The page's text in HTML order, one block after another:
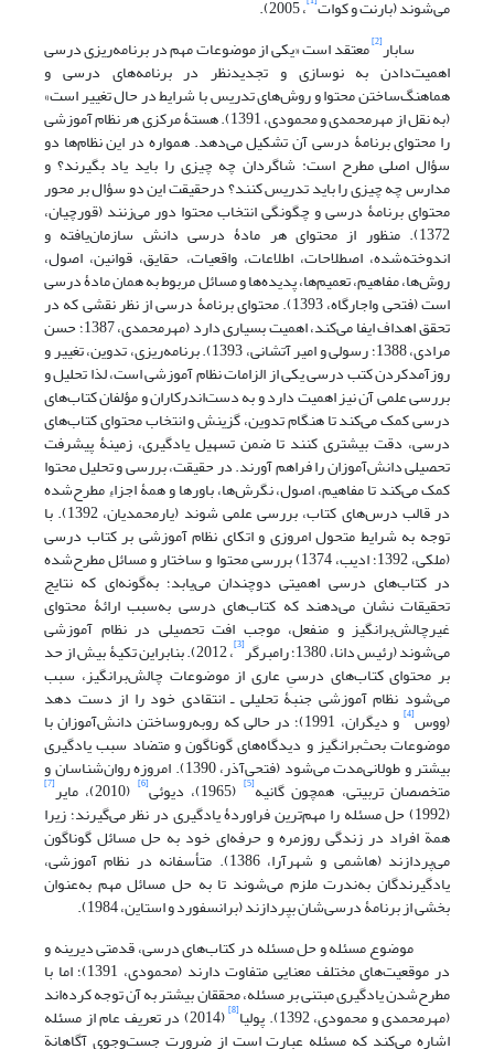
می‌شوند (بارنت و کوات ، 2005).
سابار[2] معتقد است «یکی از موضوعات مهم در برنامه‌ریزی درسی
اهمیت‌دادن به نوسازی و تجدیدنظر در برنامه‌های درسی و
هماهنگ‌ساختن محتوا و روش‌های تدریس با شرایط در حال تغییر است»
(به نقل از مهرمحمدی و محمودی، 1391). هستۀ مرکزی هر نظام آموزشی
را محتوای برنامۀ درسی آن تشکیل می‌دهد. همواره در این نظام‌ها دو
سؤال اصلی مطرح است: شاگردان چه چیزی را باید یاد بگیرند؟ و
مدارس چه چیزی را باید تدریس کنند؟ درحقیقت این دو سؤال بر محور
محتوای برنامۀ درسی و چگونگی انتخاب محتوا دور می‌زنند (قورچیان،
1372). منظور از محتوای هر مادۀ درسی دانش سازمان‌یافته و
اندوخته‌شده، اصطلاحات، اطلاعات، واقعیات، حقایق، قوانین، اصول،
روش‌ها، مفاهیم، تعمیم‌ها، پدیده‌ها و مسائل مربوط به همان مادۀ درسی
است (فتحی واجارگاه، 1393). محتوای برنامۀ درسی از نظر نقشی که در
تحقق اهداف ایفا می‌کند، اهمیت بسیاری دارد (مهرمحمدی، 1387؛ حسن
مرادی، 1388؛ رسولی و امیر آتشانی، 1393). برنامه‌ریزی، تدوین، تغییر و
روزآمدکردن کتب درسی یکی از الزامات نظام آموزشی است، لذا تحلیل و
بررسی علمی آن نیز اهمیت دارد و به دست‌اندرکاران و مؤلفان کتاب‌های
درسی کمک می‌کند تا هنگام تدوین، گزینش و انتخاب محتوای کتاب‌های
درسی، دقت بیشتری کنند تا ضمن تسهیل یادگیری، زمینۀ پیشرفت
تحصیلی دانش‌آموزان را فراهم آورند. در حقیقت، بررسی و تحلیل محتوا
کمک می‌کند تا مفاهیم، اصول، نگرش‌ها، باورها و همۀ اجزاءِ مطرح‌شده
در قالب درس‌های کتاب، بررسی علمی شوند (یارمحمدیان، 1392). با
توجه به شرایط متحول امروزی و اتکای نظام آموزشی بر کتاب درسی
(ملکی، 1392؛ ادیب، 1374) بررسی محتوا و ساختار و مسائل مطرح‌شده
در کتاب‌های درسی اهمیتی دوچندان می‌یابد؛ به‌گونه‌ای که نتایج
تحقیقات نشان می‌دهند که کتاب‌های درسی به‌سبب ارائۀ محتوای
غیرچالش‌برانگیز و منفعل، موجب افت تحصیلی در نظام آموزشی
می‌شوند (رئیس دانا، 1380؛ رامبرگر [3] ، 2012). بنابراین تکیۀ بیش از حد
بر محتوای کتاب‌های درسیِ عاری از موضوعات چالش‌برانگیز، سبب
می‌شود نظام آموزشی جنبۀ تحلیلی ـ انتقادی خود را از دست دهد
(ووس[4] و دیگران، 1991)؛ در حالی که رو‌به‌رو‌ساختن دانش‌آموزان با
موضوعات بحث‌برانگیز و دیدگاه‌های گوناگون و متضاد سبب یادگیری
بیشتر و طولانی‌مدت می‌شود (فتحی‌آذر، 1390). امروزه روان‌شناسان و
متخصصان تربیتی، همچون گانیه[5] (1965)، دیوئی [6] (2010)، مایر [7]
(1992) حل مسئله را مهم‌ترین فراوردۀ یادگیری در نظر می‌گیرند؛ زیرا
همة افراد در زندگی روزمره و حرفه‌ای خود به حل مسائل گوناگون
می‌پردازند (هاشمی و شهرآرا، 1386). متأسفانه در نظام آموزشی،
یادگیرندگان به‌ندرت ملزم می‌شوند تا به حل مسائل مهم به‌عنوان
بخشی از برنامۀ درسی‌شان بپردازند (برانسفورد و استاین، 1984).
موضوع مسئله و حل مسئله در کتاب‌های درسی، قدمتی دیرینه و
در موقعیت‌های مختلف معنایی متفاوت دارند (محمودی، 1391)؛ اما با
مطرح‌‌شدن یادگیری مبتنی بر مسئله، محققان بیشتر به آن توجه کرده‌اند
(مهرمحمدی و محمودی، 1392). پولیا [8] (2014) در تعریف عام از مسئله
اشاره می‌کند که مسئله عبارت است از ضرورت جست‌وجوی آگاهانة